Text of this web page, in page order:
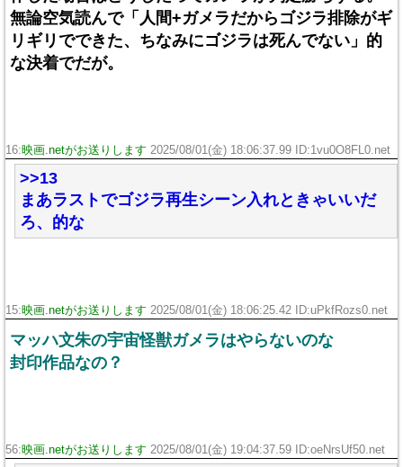
無論空気読んで「人間+ガメラだからゴジラ排除がギ
リギリでできた、ちなみにゴジラは死んでない」的
な決着でだが。
16:映画.netがお送りします 2025/08/01(金) 18:06:37.99 ID:1vu0O8FL0.net
>>13
まあラストでゴジラ再生シーン入れときゃいいだ
ろ、的な
15:映画.netがお送りします 2025/08/01(金) 18:06:25.42 ID:uPkfRozs0.net
マッハ文朱の宇宙怪獣ガメラはやらないのな
封印作品なの？
56:映画.netがお送りします 2025/08/01(金) 19:04:37.59 ID:oeNrsUf50.net